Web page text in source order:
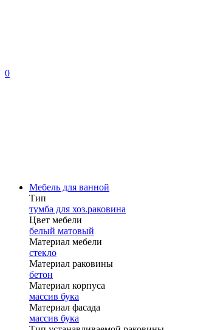
0
Мебель для ванной
Тип
тумба для хоз.раковина
Цвет мебели
белый матовый
Материал мебели
стекло
Материал раковины
бетон
Материал корпуса
массив бука
Материал фасада
массив бука